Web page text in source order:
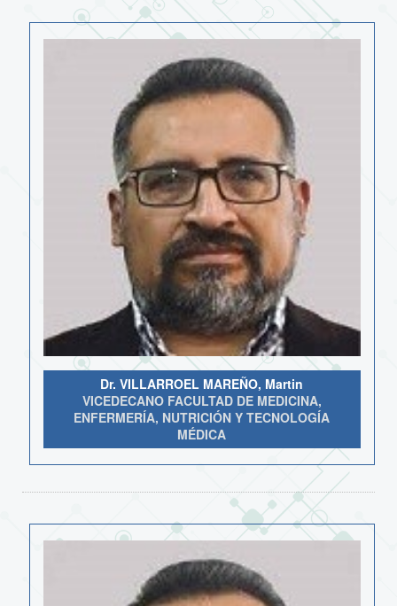
Dr. VILLARROEL MAREÑO, Martin
VICEDECANO FACULTAD DE MEDICINA,
ENFERMERÍA, NUTRICIÓN Y TECNOLOGÍA
MÉDICA